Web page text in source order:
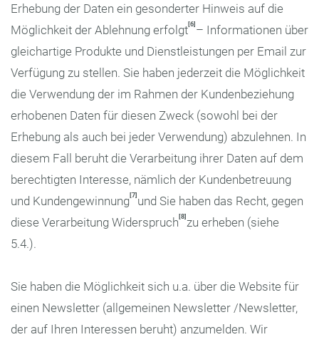
Erhebung der Daten ein gesonderter Hinweis auf die
Möglichkeit der Ablehnung erfolgt[6]– Informationen über
gleichartige Produkte und Dienstleistungen per Email zur
Verfügung zu stellen. Sie haben jederzeit die Möglichkeit
die Verwendung der im Rahmen der Kundenbeziehung
erhobenen Daten für diesen Zweck (sowohl bei der
Erhebung als auch bei jeder Verwendung) abzulehnen. In
diesem Fall beruht die Verarbeitung ihrer Daten auf dem
berechtigten Interesse, nämlich der Kundenbetreuung
und Kundengewinnung[7]und Sie haben das Recht, gegen
diese Verarbeitung Widerspruch[8]zu erheben (siehe
5.4.).
Sie haben die Möglichkeit sich u.a. über die Website für
einen Newsletter (allgemeinen Newsletter /Newsletter,
der auf Ihren Interessen beruht) anzumelden. Wir